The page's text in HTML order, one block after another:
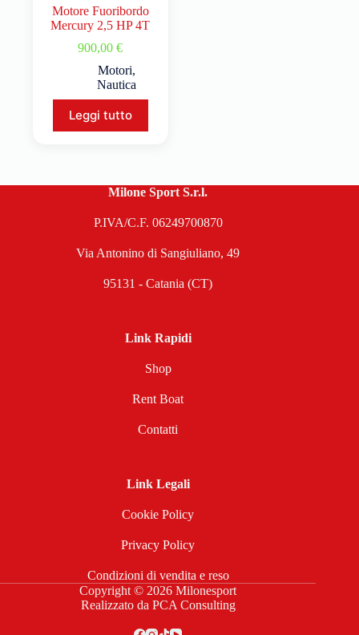
Motore Fuoribordo
Mercury 2,5 HP 4T
900,00€
Motori,
Nautica
Leggi tutto
Milone Sport S.r.l.
P.IVA/C.F. 06249700870
Via Antonino di Sangiuliano, 49
95131 - Catania (CT)
Link Rapidi
Shop
Rent Boat
Contatti
Link Legali
Cookie Policy
Privacy Policy
Condizioni di vendita e reso
Copyright © 2026 Milonesport
Realizzato da PCA Consulting